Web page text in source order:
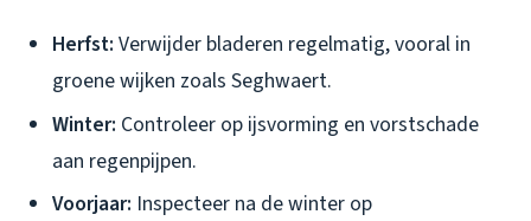
Herfst: Verwijder bladeren regelmatig, vooral in
groene wijken zoals Seghwaert.
Winter: Controleer op ijsvorming en vorstschade
aan regenpijpen.
Voorjaar: Inspecteer na de winter op